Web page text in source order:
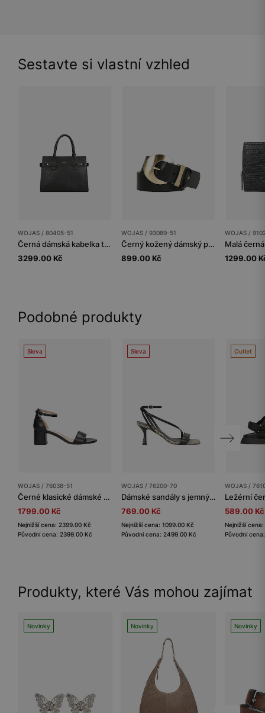
Sestavte si vlastní vzhled
WOJAS / 80405-51
Černá dámská kabelka typu kufřík
3299.00 Kč
WOJAS / 93089-51
Černý kožený dámský pásek se zlatou přezkou
899.00 Kč
WOJAS /
1299.00
Podobné produkty
Sleva
WOJAS / 76038-51
Černé klasické dámské sandály na podpatku
1799.00 Kč
Nejnižší cena: 2399.00 Kč
Původní cena: 2399.00 Kč
Sleva
WOJAS / 76200-70
Dámské sandály s jemným leopardím vzorem
769.00 Kč
Nejnižší cena: 1099.00 Kč
Původní cena: 2499.00 Kč
Outlet
WOJAS /
589.00 Kč
Nejnižší
Původní
Produkty, které Vás mohou zajímat
Novinky Novinky Novinky